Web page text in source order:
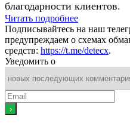
благодарности клиентов.
Читать подробнее
Подписывайтесь на наш
предупреждаем о схемах
средств: https://t.me/detecx.
Уведомить о